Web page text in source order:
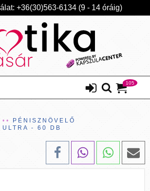
+36(30)563-6134 (9 - 14 óráig)
105
PÉNISZNÖVELŐ
ULTRA - 60 DB